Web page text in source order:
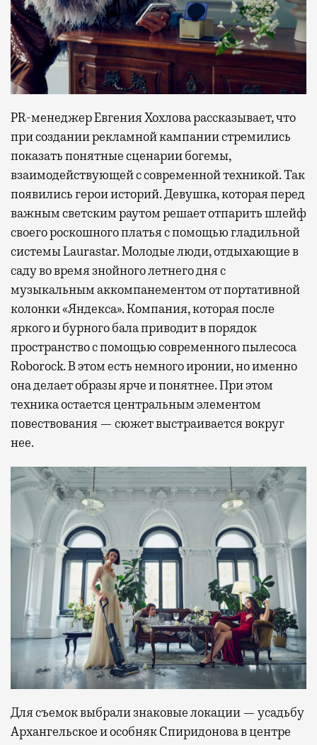
PR-менеджер Евгения Хохлова рассказывает, что
при создании рекламной кампании стремились
показать понятные сценарии богемы,
взаимодействующей с современной техникой. Так
появились герои историй. Девушка, которая перед
важным светским раутом решает отпарить шлейф
своего роскошного платья с помощью гладильной
системы Laurastar. Молодые люди, отдыхающие в
саду во время знойного летнего дня с
музыкальным аккомпанементом от портативной
колонки «Яндекса». Компания, которая после
яркого и бурного бала приводит в порядок
пространство с помощью современного пылесоса
Roborock. В этом есть немного иронии, но именно
она делает образы ярче и понятнее. При этом
техника остается центральным элементом
повествования — сюжет выстраивается вокруг
нее.
Для съемок выбрали знаковые локации — усадьбу
Архангельское и особняк Спиридонова в центре